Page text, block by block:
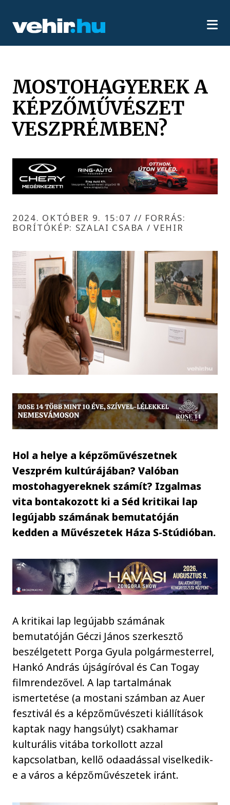
MOSTOHAGYEREK A
KÉPZŐMŰVÉSZET
VESZPRÉMBEN?
2024. OKTÓBER 9. 15:07 // FORRÁS:
BORÍTÓKÉP: SZALAI CSABA / VEHIR
Hol a helye a képzőművészetnek
Veszprém kultúrájában? Valóban
mostohagyereknek számít? Izgalmas
vita bontakozott ki a Séd kritikai lap
legújabb számának bemutatóján
kedden a Művészetek Háza S-Stúdióban.
A kritikai lap legújabb számának
bemutatóján Géczi János szerkesztő
beszélgetett Porga Gyula polgármesterrel,
Hankó András újságíróval és Can Togay
filmrendezővel. A lap tartalmának
ismertetése (a mostani számban az Auer
fesztivál és a képzőművészeti kiállítások
kaptak nagy hangsúlyt) csakhamar
kulturális vitába torkollott azzal
kapcsolatban, kellő odaadással viselkedik-
e a város a képzőművészetek iránt.